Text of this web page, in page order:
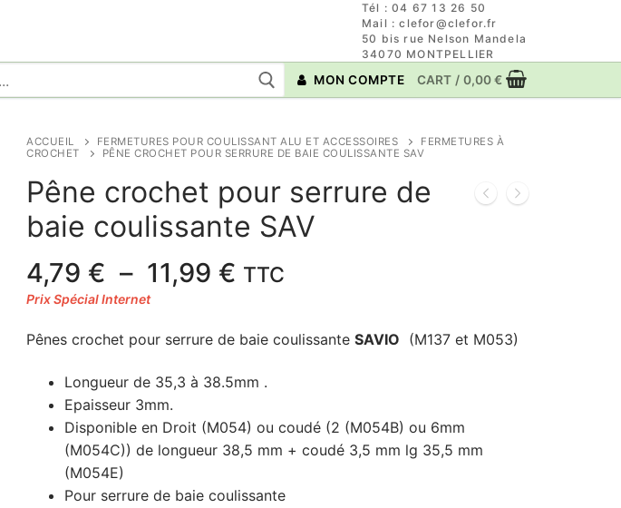
Tél : 04 67 13 26 50
Mail : clefor@clefor.fr
50 bis rue Nelson Mandela
34070 MONTPELLIER
MON COMPTE CART / 0,00€
ACCUEIL FERMETURES POUR COULISSANT ALU ET ACCESSOIRES
FERMETURES À
CROCHET
PÊNE CROCHET POUR SERRURE DE BAIE COULISSANTE SAV
Pêne crochet pour serrure de
baie coulissante SAV
4,79 € – 11,99 € Plage
4,79 €
à
11,99 €
TTC
Pênes crochet pour serrure de baie coulissante SAVIO (M137 et M053)
Longueur de 35,3 à 38.5mm .
Epaisseur 3mm.
Disponible en Droit (M054) ou coudé (2 (M054B) ou 6mm
(M054C)) de longueur 38,5 mm + coudé 3,5 mm lg 35,5 mm
(M054E)
Pour serrure de baie coulissante